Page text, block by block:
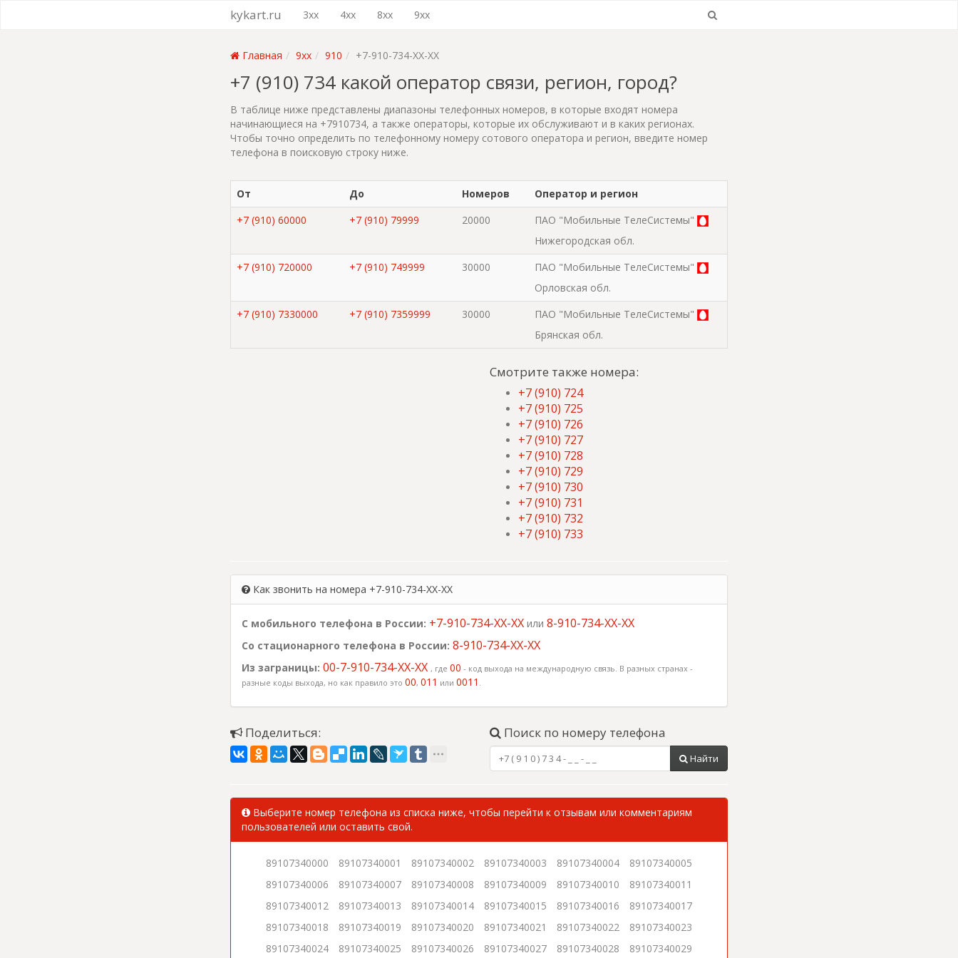
kykart.ru 3xx 4xx 8xx 9xx
Главная 9xx 910 +7-910-734-XX-XX
+7 (910) 734 какой оператор связи, регион, город?
В таблице ниже представлены диапазоны телефонных номеров, в которые входят номера
начинающиеся на +7910734, а также операторы, которые их обслуживают и в каких регионах.
Чтобы точно определить по телефонному номеру сотового оператора и регион, введите номер
телефона в поисковую строку ниже.
От До Номеров
Оператор и регион
+7 (910) 60000
+7 (910) 79999 20000
ПАО "Мобильные ТелеСистемы"
Нижегородская обл.
+7 (910) 720000
+7 (910) 749999 30000
ПАО "Мобильные ТелеСистемы"
Орловская обл.
+7 (910) 7330000
+7 (910) 7359999 30000
ПАО "Мобильные ТелеСистемы"
Брянская обл.
Смотрите также номера:
+7 (910) 724
+7 (910) 725
+7 (910) 726
+7 (910) 727
+7 (910) 728
+7 (910) 729
+7 (910) 730
+7 (910) 731
+7 (910) 732
+7 (910) 733
Как звонить на номера +7-910-734-XX-XX
С мобильного телефона в России: +7-910-734-XX-XX или 8-910-734-XX-XX
Со стационарного телефона в России: 8-910-734-XX-XX
Из заграницы: 00-7-910-734-XX-XX , где 00 - код выхода на международную связь. В разных странах -
разные коды выхода, но как правило это 00, 011 или 0011 .
Поделиться: Поиск по номеру телефона
Найти
Выберите номер телефона из списка ниже, чтобы перейти к отзывам или комментариям
пользователей или оставить свой.
89107340000 89107340001 89107340002 89107340003 89107340004
89107340005
89107340006
89107340007 89107340008 89107340009 89107340010
89107340011
89107340012
89107340013 89107340014 89107340015 89107340016
89107340017
89107340018
89107340019 89107340020 89107340021 89107340022
89107340023
89107340024
89107340025 89107340026 89107340027 89107340028 89107340029